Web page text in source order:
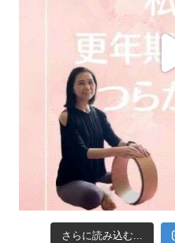
さらに読み込む...